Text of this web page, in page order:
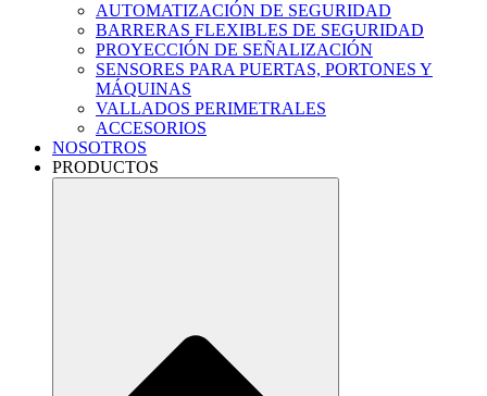
AUTOMATIZACIÓN DE SEGURIDAD
BARRERAS FLEXIBLES DE SEGURIDAD
PROYECCIÓN DE SEÑALIZACIÓN
SENSORES PARA PUERTAS, PORTONES Y
MÁQUINAS
VALLADOS PERIMETRALES
ACCESORIOS
NOSOTROS
PRODUCTOS